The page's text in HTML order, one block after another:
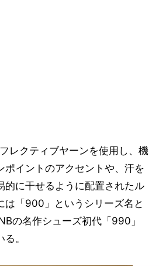
レクティブヤーンを使用し、機
ポイントのアクセントや、汗を
的に干せるように配置されたル
は「900」というシリーズ名と
の名作シューズ初代「990」
。